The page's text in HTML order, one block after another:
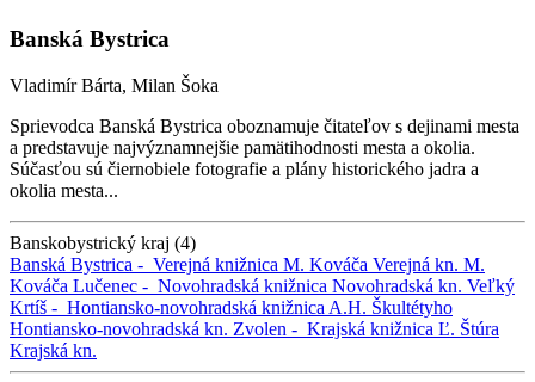
Banská Bystrica
Vladimír Bárta, Milan Šoka
Sprievodca Banská Bystrica oboznamuje čitateľov s dejinami mesta
a predstavuje najvýznamnejšie pamätihodnosti mesta a okolia.
Súčasťou sú čiernobiele fotografie a plány historického jadra a
okolia mesta...
Banskobystrický kraj (4)
Banská Bystrica - Verejná knižnica M. Kováča Verejná kn. M.
Kováča Lučenec - Novohradská knižnica Novohradská kn. Veľký
Krtíš - Hontiansko-novohradská knižnica A.H. Škultétyho
Hontiansko-novohradská kn. Zvolen - Krajská knižnica Ľ. Štúra
Krajská kn.